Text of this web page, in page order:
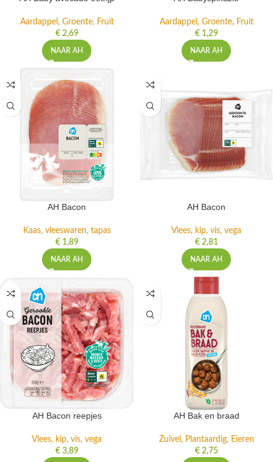
Aardappel, Groente, Fruit
€2,69
NAAR AH
Aardappel, Groente, Fruit
€1,29
NAAR AH
AH Bacon
Kaas, vleeswaren, tapas
€1,89
NAAR AH
AH Bacon
Vlees, kip, vis, vega
€2,81
NAAR AH
AH Bacon reepjes
Vlees, kip, vis, vega
€3,89
AH Bak en braad
Zuivel, Plantaardig, Eieren
€2,75